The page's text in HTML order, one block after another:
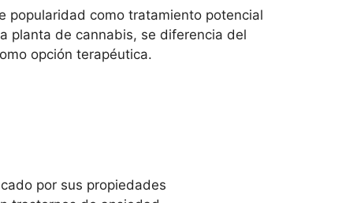
popularidad como tratamiento potencial
planta de cannabis, se diferencia del
opción terapéutica.
por sus propiedades